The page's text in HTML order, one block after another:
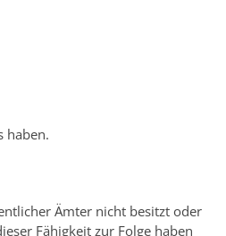
haben.
Ämter nicht besitzt oder
Fähigkeit zur Folge haben